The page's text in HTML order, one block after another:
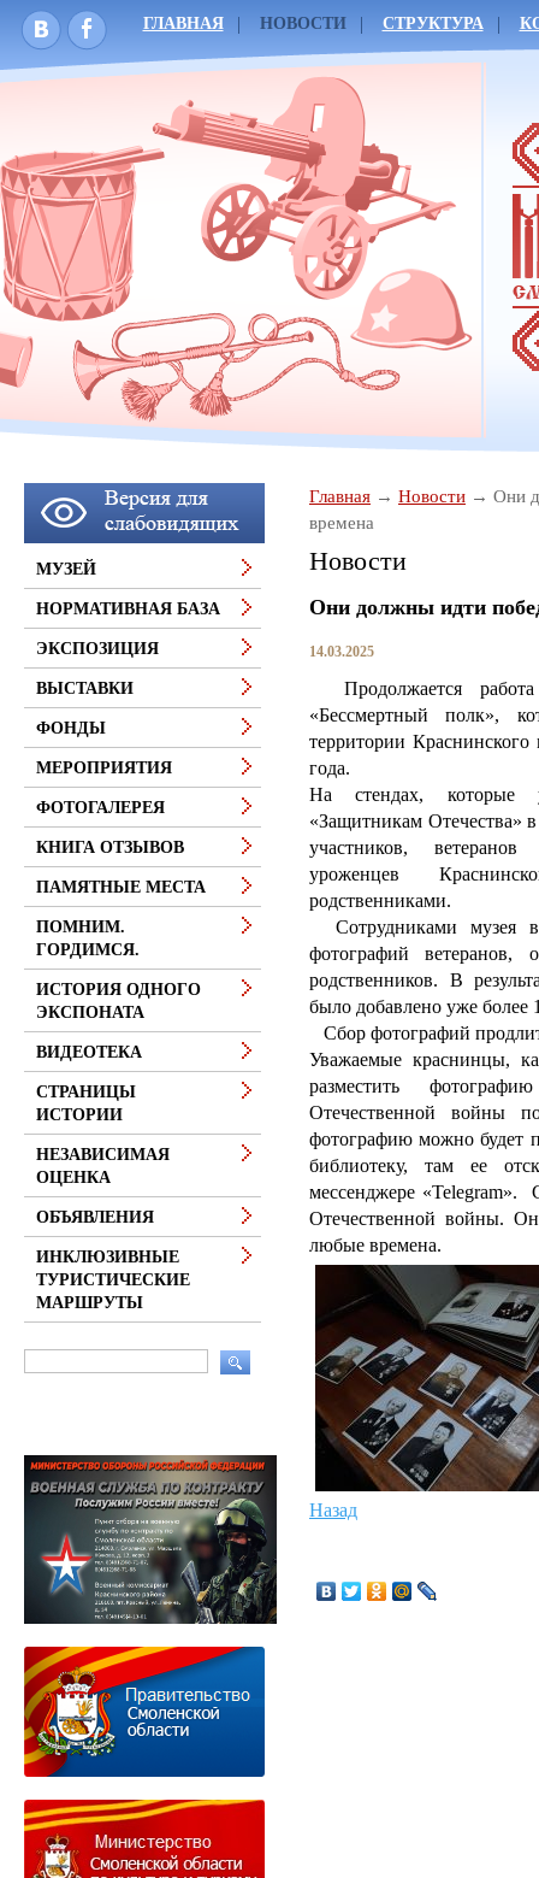
ГЛАВНАЯ НОВОСТИ СТРУКТУРА
Главная Новости
Они
времена
Новости
Они должны идти
14.03.2025
Продолжается
«Бессмертный полк»,
территории
года.
На стендах, которые
«Защитникам Отечества»
участников,
уроженцев
родственниками.
Сотрудниками музея
фотографий ветеранов,
родственников. В
было добавлено уже более
Сбор фотографий
Уважаемые краснинцы,
разместить
Отечественной войны
фотографию можно будет
библиотеку, там ее
мессенджере «Telegram».
Отечественной войны.
любые времена.
Назад
МУЗЕЙ
НОРМАТИВНАЯ БАЗА
ЭКСПОЗИЦИЯ
ВЫСТАВКИ
ФОНДЫ
МЕРОПРИЯТИЯ
ФОТОГАЛЕРЕЯ
КНИГА ОТЗЫВОВ
ПАМЯТНЫЕ МЕСТА
ПОМНИМ.
ГОРДИМСЯ.
ИСТОРИЯ ОДНОГО
ЭКСПОНАТА
ВИДЕОТЕКА
СТРАНИЦЫ
ИСТОРИИ
НЕЗАВИСИМАЯ
ОЦЕНКА
ОБЪЯВЛЕНИЯ
ИНКЛЮЗИВНЫЕ
ТУРИСТИЧЕСКИЕ
МАРШРУТЫ